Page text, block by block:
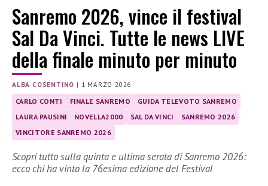
Sanremo 2026, vince il festival
Sal Da Vinci. Tutte le news LIVE
della finale minuto per minuto
ALBA COSENTINO | 1 MARZO 2026
CARLO CONTI FINALE SANREMO
GUIDA TELEVOTO SANREMO
LAURA PAUSINI
NOVELLA2000 SAL DA VINCI
SANREMO 2026
VINCITORE SANREMO 2026
Scopri tutto sulla quinta e ultima serata di Sanremo 2026:
ecco chi ha vinto la 76esima edizione del Festival